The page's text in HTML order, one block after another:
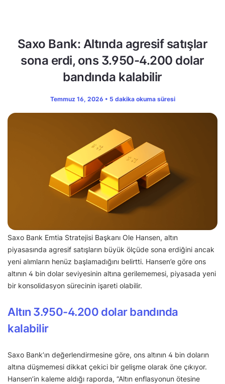
Saxo Bank: Altında agresif satışlar
sona erdi, ons 3.950-4.200 dolar
bandında kalabilir
Temmuz 16, 2026 • 5 dakika okuma süresi
Saxo Bank Emtia Stratejisi Başkanı Ole Hansen, altın
piyasasında agresif satışların büyük ölçüde sona erdiğini ancak
yeni alımların henüz başlamadığını belirtti. Hansen’e göre ons
altının 4 bin dolar seviyesinin altına gerilememesi, piyasada yeni
bir konsolidasyon sürecinin işareti olabilir.
Altın 3.950-4.200 dolar bandında
kalabilir
Saxo Bank’ın değerlendirmesine göre, ons altının 4 bin doların
altına düşmemesi dikkat çekici bir gelişme olarak öne çıkıyor.
Hansen’in kaleme aldığı raporda, “Altın enflasyonun ötesine